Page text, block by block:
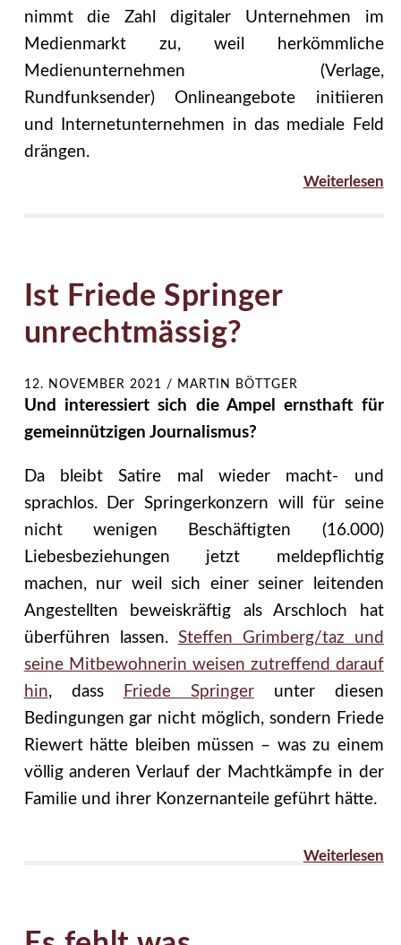
nimmt die Zahl digitaler Unternehmen im
Medienmarkt zu, weil herkömmliche
Medienunternehmen (Verlage,
Rundfunksender) Onlineangebote initiieren
und Internetunternehmen in das mediale Feld
drängen.
Weiterlesen
Ist Friede Springer
unrechtmässig?
12. NOVEMBER 2021 / MARTIN BÖTTGER
Und interessiert sich die Ampel ernsthaft für
gemeinnützigen Journalismus?
Da bleibt Satire mal wieder macht- und
sprachlos. Der Springerkonzern will für seine
nicht wenigen Beschäftigten (16.000)
Liebesbeziehungen jetzt meldepflichtig
machen, nur weil sich einer seiner leitenden
Angestellten beweiskräftig als Arschloch hat
überführen lassen. Steffen Grimberg/taz und
seine Mitbewohnerin weisen zutreffend darauf
hin, dass Friede Springerunter diesen
Bedingungen gar nicht möglich, sondern Friede
Riewert hätte bleiben müssen – was zu einem
völlig anderen Verlauf der Machtkämpfe in der
Familie und ihrer Konzernanteile geführt hätte.
Weiterlesen